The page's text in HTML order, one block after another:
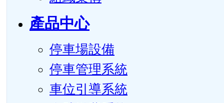
產品中心
停車場設備
停車管理系統
車位引導系統